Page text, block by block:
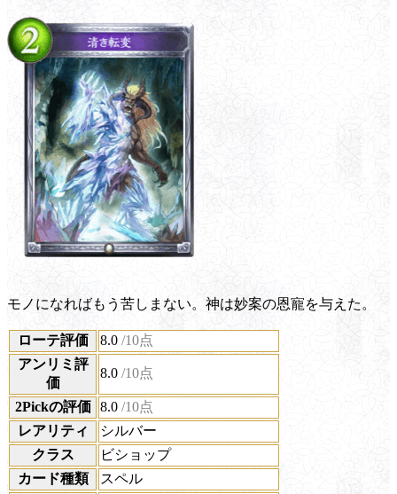
モノになればもう苦しまない。神は妙案の恩寵を与えた。
ローテ評価 8.0 /10点
アンリミ評
価
8.0 /10点
2Pickの評価 8.0 /10点
レアリティ
シルバー
クラス
ビショップ
カード種類
スペル